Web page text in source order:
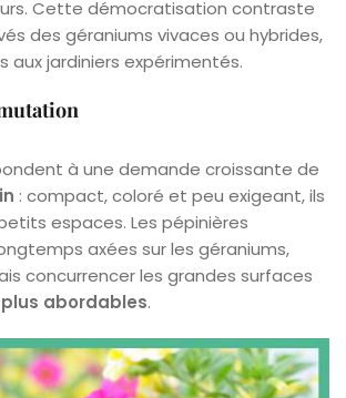
Cette démocratisation contraste
des géraniums vivaces ou hybrides,
aux jardiniers expérimentés.
à une demande croissante de
: compact, coloré et peu exigeant, ils
espaces. Les pépinières
axées sur les géraniums,
concurrencer les grandes surfaces
plus abordables.